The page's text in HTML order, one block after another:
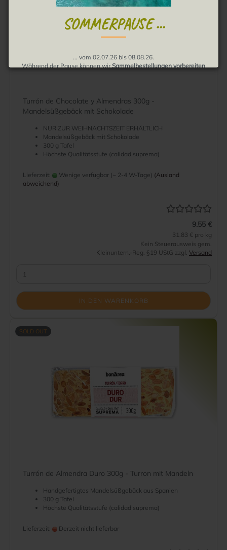
SOMMERPAUSE ...
... vom 02.07.26 bis 08.08.26.
Während der Pause können wirSammelbestellungen vorbereiten
Turrón de Chocolate y Almendras 300g -
Mandelsüßgebäck mit Schokolade
NUR ZUR WEIHNACHTSZEIT ERHÄLTLICH
Mandelsüßgebäck mit Schokolade
300 g Tafel
Höchste Qualitätsstufe (calidad suprema)
Lieferzeit: Wenige verfügbar (~ 2-4 W-Tage) (Ausland
abweichend)
9.55 €
31.83 € pro kg
Kein Steuerausweis gem.
Kleinuntern.-Reg. §19 UStG zzgl. Versand
IN DEN WARENKORB
SOLD OUT
Turrón de Almendra Duro 300g - Turron mit Mandeln
Handgefertigtes Mandelsüßgebäck aus Spanien
300 g Tafel
Höchste Qualitätsstufe (calidad suprema)
Lieferzeit: Derzeit nicht lieferbar